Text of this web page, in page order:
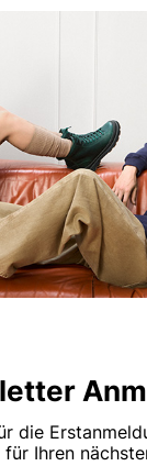
die
für Ihren